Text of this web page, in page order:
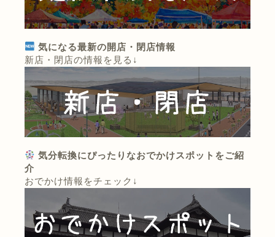
気になる最新の開店・閉店情報
新店・閉店の情報を見る↓
気分転換にぴったりなおでかけスポットをご紹
介
おでかけ情報をチェック↓